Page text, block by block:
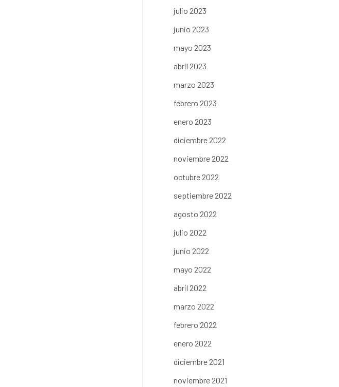
julio 2023
junio 2023
mayo 2023
abril 2023
marzo 2023
febrero 2023
enero 2023
diciembre 2022
noviembre 2022
octubre 2022
septiembre 2022
agosto 2022
julio 2022
junio 2022
mayo 2022
abril 2022
marzo 2022
febrero 2022
enero 2022
diciembre 2021
noviembre 2021